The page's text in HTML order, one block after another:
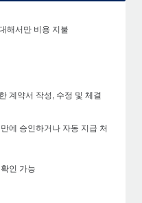
해서만 비용 지불
계약서 작성, 수정 및 체결
에 승인하거나 자동 지급 처
인 가능